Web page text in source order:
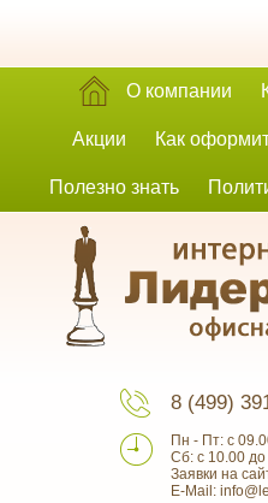
О компании
Акции Как
Полезно знать
8 (499)
Пн - Пт: с
Сб: с 10.00
Заявки на
E-Mail: